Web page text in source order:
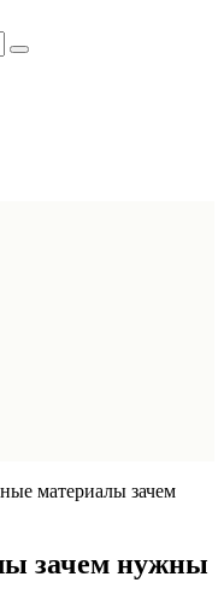
материалы зачем
зачем нужны